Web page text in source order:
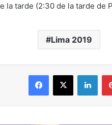
la tarde (2:30 de la tarde de
Lima 2019
Facebook
X